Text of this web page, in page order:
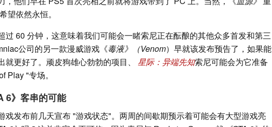
望依然永恒。
过 60 分钟，这意味着我们可能会一睹索尼正在酝酿的其他众多首发和第三
公司的另一款漫威游戏《毒液》（Venom）早就该发布预告了，如果能
就更好了。顽皮狗雄心勃勃的项目、 星际：异端先知索尼可能会为它准备
Play "专场。
6》客串的可能
戏发布前几天宣布 "游戏状态"。两周的间歇期预示着可能会有大型游戏亮